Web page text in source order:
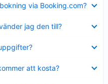
via Booking.com?
jag den till?
att kosta?